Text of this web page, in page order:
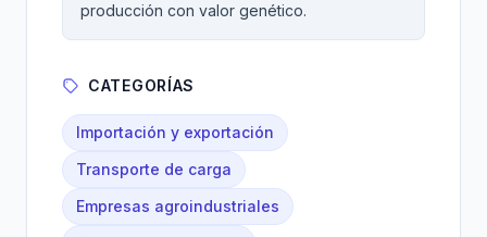
producción con valor genético.
CATEGORÍAS
Importación y exportación
Transporte de carga
Empresas agroindustriales